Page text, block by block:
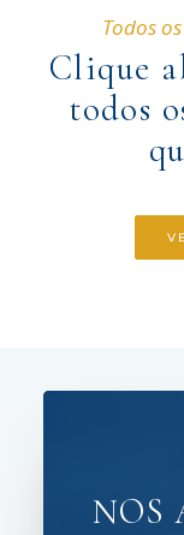
Todos
Clique
todos
NOS